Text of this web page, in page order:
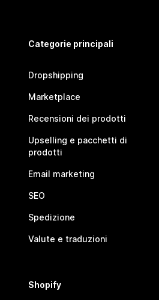
Categorie principali
Dropshipping
Marketplace
Recensioni dei prodotti
Upselling e pacchetti di
prodotti
Email marketing
SEO
Spedizione
Valute e traduzioni
Shopify